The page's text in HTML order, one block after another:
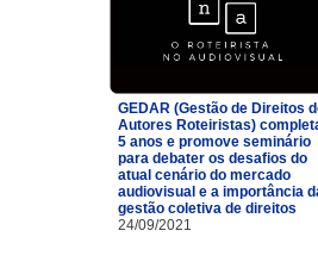
GEDAR (Gestão de Direitos
Autores Roteiristas)
5 anos e promove seminário
para debater os desafios do
atual cenário do mercado
audiovisual e a importância
gestão coletiva de direitos
24/09/2021